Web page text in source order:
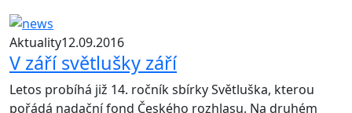
Aktuality12.09.2016
V září světlušky září
Letos probíhá již 14. ročník sbírky Světluška, kterou
pořádá nadační fond Českého rozhlasu. Na druhém